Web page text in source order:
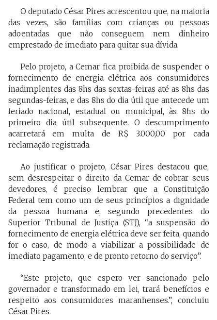
O deputado César Pires acrescentou que, na maioria
das vezes, são famílias com crianças ou pessoas
adoentadas que não conseguem nem dinheiro
emprestado de imediato para quitar sua dívida.
Pelo projeto, a Cemar fica proibida de suspender o
fornecimento de energia elétrica aos consumidores
inadimplentes das 8hs das sextas-feiras até as 8hs das
segundas-feiras, e das 8hs do dia útil que antecede um
feriado nacional, estadual ou municipal, às 8hs do
primeiro dia útil subsequente. O descumprimento
acarretará em multa de R$ 3.000,00 por cada
reclamação registrada.
Ao justificar o projeto, César Pires destacou que,
sem desrespeitar o direito da Cemar de cobrar seus
devedores, é preciso lembrar que a Constituição
Federal tem como um de seus princípios a dignidade
da pessoa humana e, segundo precedentes do
Superior Tribunal de Justiça (STJ), “a suspensão do
fornecimento de energia elétrica deve ser feita, quando
for o caso, de modo a viabilizar a possibilidade de
imediato pagamento, e de pronto retorno do serviço”.
“Este projeto, que espero ver sancionado pelo
governador e transformado em lei, trará benefícios e
respeito aos consumidores maranhenses.”, concluiu
César Pires.